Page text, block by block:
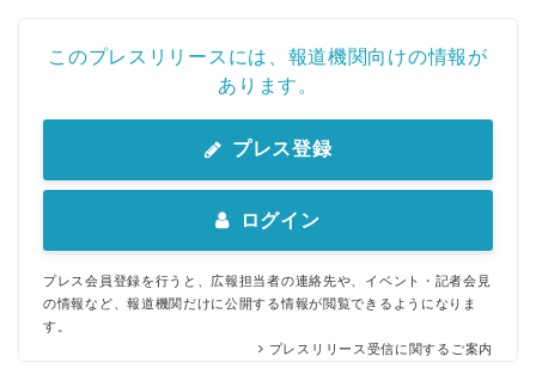
このプレスリリースには、報道機関向けの情報が
あります。
プレス登録
ログイン
プレス会員登録を行うと、広報担当者の連絡先や、イベント・記者会見
の情報など、報道機関だけに公開する情報が閲覧できるようになりま
す。
プレスリリース受信に関するご案内